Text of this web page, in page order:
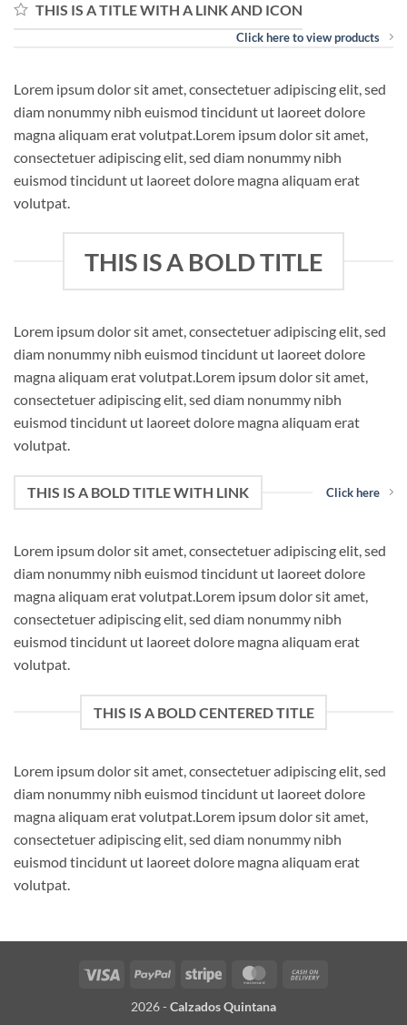
THIS IS A TITLE WITH A LINK AND ICON
Click here to view products
Lorem ipsum dolor sit amet, consectetuer adipiscing elit, sed
diam nonummy nibh euismod tincidunt ut laoreet dolore
magna aliquam erat volutpat.Lorem ipsum dolor sit amet,
consectetuer adipiscing elit, sed diam nonummy nibh
euismod tincidunt ut laoreet dolore magna aliquam erat
volutpat.
THIS IS A BOLD TITLE
Lorem ipsum dolor sit amet, consectetuer adipiscing elit, sed
diam nonummy nibh euismod tincidunt ut laoreet dolore
magna aliquam erat volutpat.Lorem ipsum dolor sit amet,
consectetuer adipiscing elit, sed diam nonummy nibh
euismod tincidunt ut laoreet dolore magna aliquam erat
volutpat.
THIS IS A BOLD TITLE WITH LINK Click here
Lorem ipsum dolor sit amet, consectetuer adipiscing elit, sed
diam nonummy nibh euismod tincidunt ut laoreet dolore
magna aliquam erat volutpat.Lorem ipsum dolor sit amet,
consectetuer adipiscing elit, sed diam nonummy nibh
euismod tincidunt ut laoreet dolore magna aliquam erat
volutpat.
THIS IS A BOLD CENTERED TITLE
Lorem ipsum dolor sit amet, consectetuer adipiscing elit, sed
diam nonummy nibh euismod tincidunt ut laoreet dolore
magna aliquam erat volutpat.Lorem ipsum dolor sit amet,
consectetuer adipiscing elit, sed diam nonummy nibh
euismod tincidunt ut laoreet dolore magna aliquam erat
volutpat.
Visa PayPal Stripe MasterCard
2026 - Calzados Quintana